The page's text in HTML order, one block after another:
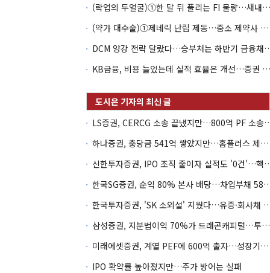
(락업의 두얼굴)①한 달 뒤 풀리는 FI 물량…새내기주 오버행 경계
(약가 대수술)①제네릭 난립 제동…중소 제약사 수익성 비상
DCM 양강 전략 달랐다
KB금융, 비용 늘었는데 실적 효율은 개선…증권 호황 효과
LS증권, CERCG 소송 끝
하나증권, 충당금 541억 쌓았지만…홈플러스 제재는 추가 비용 불씨
신한투자증권, IPO 조직 줄
한국SG증권, 순익 80% 본사
한국투자증권, 'SK 소외설' 지웠
삼성증권, 지분법이익 70%가 드래곤캐피털…투자 편중 심화
미래에셋증권, 계열 PEF에 600억 출자…성장기업 투자 '잰걸음'
IPO 확약률 높아졌지만…주가 방어는 실패